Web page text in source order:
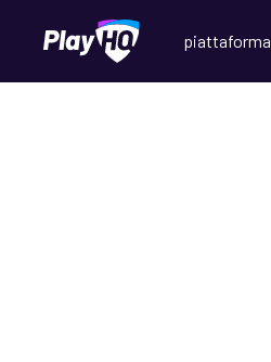
piattaforma